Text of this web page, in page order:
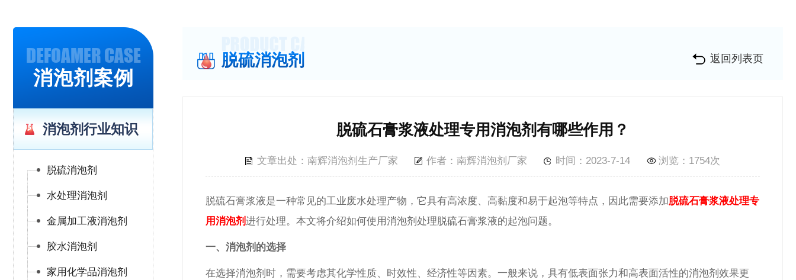
DEFOAMER CASE
消泡剂案例
消泡剂行业知识
脱硫消泡剂
水处理消泡剂
金属加工液消泡剂
胶水消泡剂
家用化学品消泡剂
脱硫消泡剂 返回列表页
脱硫石膏浆液处理专用消泡剂有哪些作用？
文章出处：南辉消泡剂生产厂家 作者：南辉消泡剂厂家 时间：2023-7-14 浏览： 1754次
脱硫石膏浆液是一种常见的工业废水处理产物，它具有高浓度、高黏度和易于起泡等特点，因此需要添加脱硫石膏浆液处理专
用消泡剂进行处理。本文将介绍如何使用消泡剂处理脱硫石膏浆液的起泡问题。
一、 消泡剂的选择
在选择消泡剂时，需要考虑其化学性质、时效性、经济性等因素。一般来说，具有低表面张力和高表面活性的消泡剂效果更